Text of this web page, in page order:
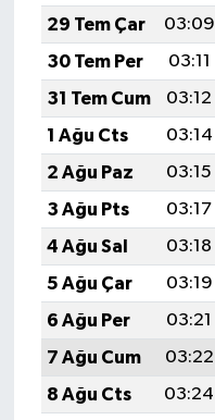
29 Tem Çar
03:09
30 Tem Per
03:11
31 Tem Cum
03:12
1 Ağu Cts
03:14
2 Ağu Paz
03:15
3 Ağu Pts
03:17
4 Ağu Sal
03:18
5 Ağu Çar
03:19
6 Ağu Per
03:21
7 Ağu Cum
03:22
8 Ağu Cts
03:24